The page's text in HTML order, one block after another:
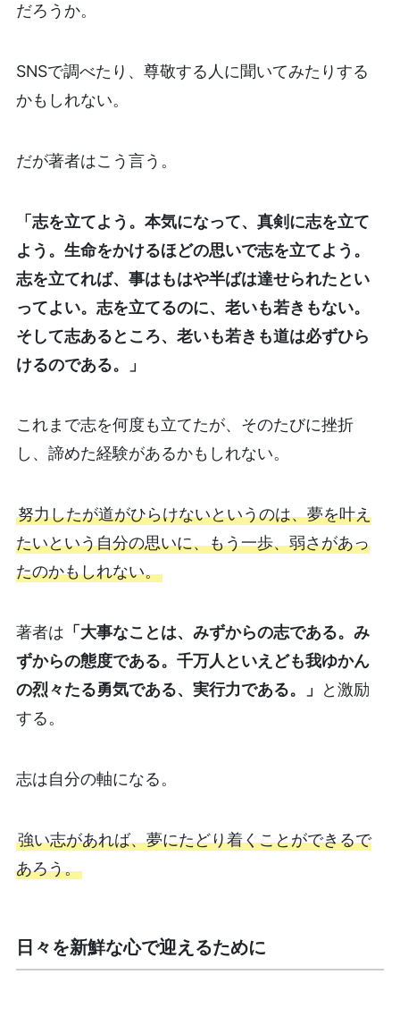
だろうか。
SNSで調べたり、尊敬する人に聞いてみたりする
かもしれない。
だが著者はこう言う。
「志を立てよう。本気になって、真剣に志を立て
よう。生命をかけるほどの思いで志を立てよう。
志を立てれば、事はもはや半ばは達せられたとい
ってよい。志を立てるのに、老いも若きもない。
そして志あるところ、老いも若きも道は必ずひら
けるのである。」
これまで志を何度も立てたが、そのたびに挫折
し、諦めた経験があるかもしれない。
努力したが道がひらけないというのは、夢を叶え
たいという自分の思いに、もう一歩、弱さがあっ
たのかもしれない。
著者は 「大事なことは、みずからの志である。み
ずからの態度である。千万人といえども我ゆかん
の烈々たる勇気である、実行力である。」
と激励
する。
志は自分の軸になる。
強い志があれば、夢にたどり着くことができるで
あろう。
日々を新鮮な心で迎えるために